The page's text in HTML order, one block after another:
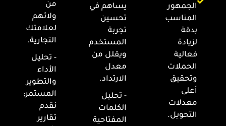
الجمهور
المناسب
بدقة
لزيادة
فعالية
الحملات
وتحقيق
أعلى
معدلات
التحويل.
يساهم في
تحسين
تجربة
المستخدم
ويقلل من
معدل
الارتداد.
- تحليل
الكلمات
المفتاحية
من
ولائهم
لعلامتك
التجارية.
- تحليل
الأداء
والتطوير
المستمر:
نقدم
تقارير